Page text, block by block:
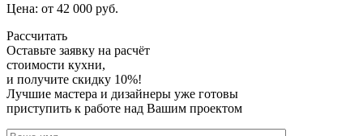
Цена: от 42 000 руб.
Рассчитать
Оставьте заявку на расчёт
стоимости кухни,
и получите скидку 10%!
Лучшие мастера и дизайнеры уже готовы
приступить к работе над Вашим проектом